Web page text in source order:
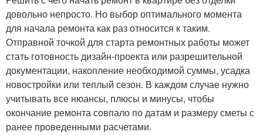
довольно непросто. Но выбор оптимального момента
для начала ремонта как раз относится к таким.
Отправной точкой для старта ремонтных работы может
стать готовность дизайн-проекта или разрешительной
документации, накопление необходимой суммы, усадка
новостройки или теплый сезон. В каждом случае нужно
учитывать все нюансы, плюсы и минусы, чтобы
окончание ремонта совпало по датам и размеру сметы с
ранее проведенными расчетами.